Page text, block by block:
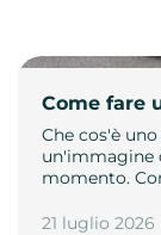
Come fare
Che cos'è
un'immagine
momento.
21 luglio 2026